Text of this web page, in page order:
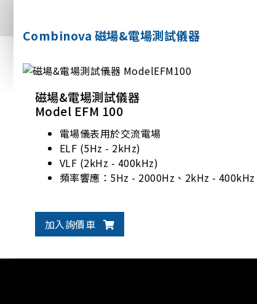
Combinova 磁場&電場測試儀器
磁場&電場測試儀器
Model EFM 100
電場儀表用於交流電場
ELF (5Hz - 2kHz)
VLF (2kHz - 400kHz)
頻率響應：5Hz - 2000Hz、2kHz - 400kHz
加入詢價車